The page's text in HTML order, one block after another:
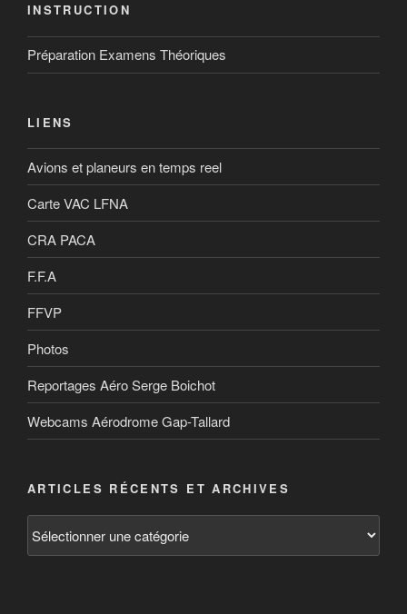
INSTRUCTION
Préparation Examens Théoriques
LIENS
Avions et planeurs en temps reel
Carte VAC LFNA
CRA PACA
F.F.A
FFVP
Photos
Reportages Aéro Serge Boichot
Webcams Aérodrome Gap-Tallard
ARTICLES RÉCENTS ET ARCHIVES
récents